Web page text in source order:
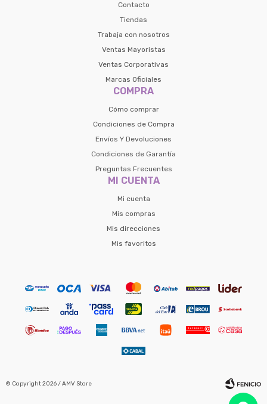
Contacto
Tiendas
Trabaja con nosotros
Ventas Mayoristas
Ventas Corporativas
Marcas Oficiales
COMPRA
Cómo comprar
Condiciones de Compra
Envíos Y Devoluciones
Condiciones de Garantía
Preguntas Frecuentes
MI CUENTA
Mi cuenta
Mis compras
Mis direcciones
Mis favoritos
© Copyright 2026 / AMV Store